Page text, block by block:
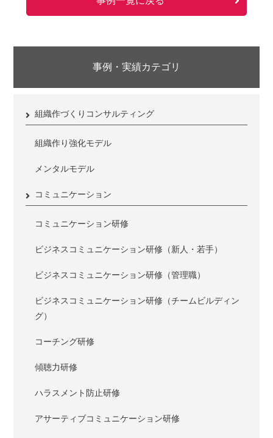
事例・実績カテゴリ
組織作づくりコンサルティング
組織作り強化モデル
メンタルモデル
コミュニケーション
コミュニケーション研修
ビジネスコミュニケーション研修（新人・若手）
ビジネスコミュニケーション研修（管理職）
ビジネスコミュニケーション研修（チームビルディン
グ）
コーチング研修
傾聴力研修
ハラスメント防止研修
アサーティブコミュニケーション研修